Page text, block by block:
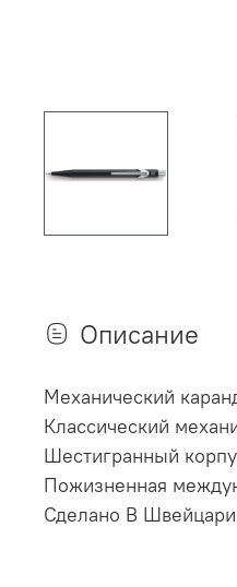
Описание
Механический
Классический
Шестигранный
Пожизненная
Сделано В